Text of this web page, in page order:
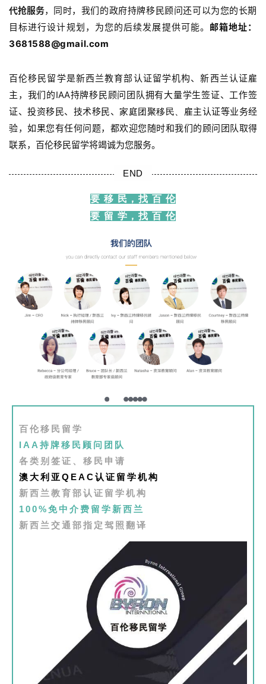
代抢服务，
同时，我们的政府持牌移民顾问还可以为您的长期
目标进行设计规划，为您的后续发展提供可能。 邮箱地址：
3681588@gmail.com
百伦移民留学是新西兰教育部认证留学机构、新西兰认证雇
主，我们的IAA持牌移民顾问团队拥有大量学生签证、工作签
证、投资移民、技术移民、 家庭团聚移民、 雇主认证等业务经
验，如果您有任何问题，都欢迎您随时和我们的顾问团队取得
联系，百伦移民留学将竭诚为您服务。
END
要 移 民，找 百 伦
要 留 学，找 百 伦
百伦移民留学
IAA持牌移民顾问团队
各类别签证、移民申请
澳大利亚QEAC认证留学机构
新西兰教育部认证留学机构
100%免中介费留学新西兰
新西兰交通部指定驾照翻译